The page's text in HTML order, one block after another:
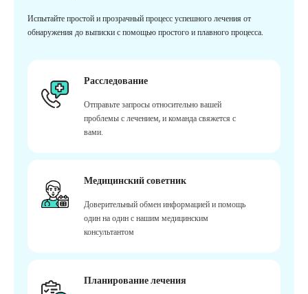
Испытайте простой и прозрачный процесс успешного лечения от
обнаружения до выписки с помощью простого и плавного процесса.
Расследование
Отправьте запросы относительно вашей
проблемы с лечением, и команда свяжется с
вами.
Медицинский советник
Доверительный обмен информацией и помощь
один на один с нашим медицинским
консультантом
Планирование лечения